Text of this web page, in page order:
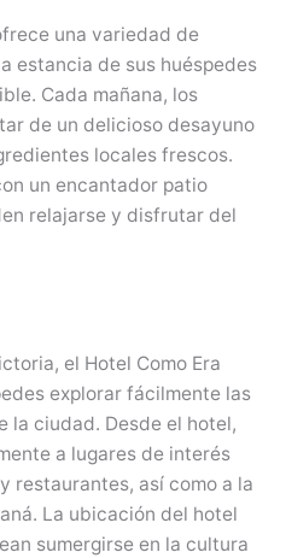
una variedad de
estancia de sus huéspedes
Cada mañana, los
de un delicioso desayuno
locales frescos.
un encantador patio
relajarse y disfrutar del
el Hotel Como Era
explorar fácilmente las
la ciudad. Desde el hotel,
a lugares de interés
restaurantes, así como a la
La ubicación del hotel
sumergirse en la cultura